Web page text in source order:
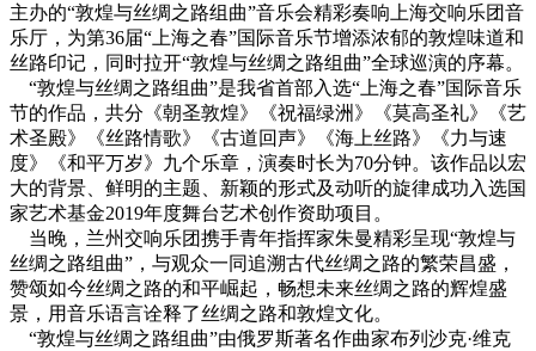
主办的“敦煌与丝绸之路组曲”音乐会精彩奏响上海交响乐团音
乐厅，为第36届“上海之春”国际音乐节增添浓郁的敦煌味道和
丝路印记，同时拉开“敦煌与丝绸之路组曲”全球巡演的序幕。
“敦煌与丝绸之路组曲”是我省首部入选“上海之春”国际音乐
节的作品，共分《朝圣敦煌》《祝福绿洲》《莫高圣礼》《艺
术圣殿》《丝路情歌》《古道回声》《海上丝路》《力与速
度》《和平万岁》九个乐章，演奏时长为70分钟。该作品以宏
大的背景、鲜明的主题、新颖的形式及动听的旋律成功入选国
家艺术基金2019年度舞台艺术创作资助项目。
当晚，兰州交响乐团携手青年指挥家朱曼精彩呈现“敦煌与
丝绸之路组曲”，与观众一同追溯古代丝绸之路的繁荣昌盛，
赞颂如今丝绸之路的和平崛起，畅想未来丝绸之路的辉煌盛
景，用音乐语言诠释了丝绸之路和敦煌文化。
“敦煌与丝绸之路组曲”由俄罗斯著名作曲家布列沙克·维克